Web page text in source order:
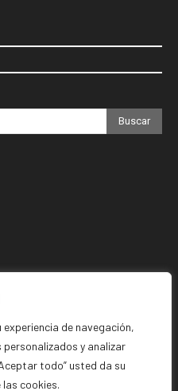
de navegación,
y analizar
todo” usted da su
cookies.
Buscar